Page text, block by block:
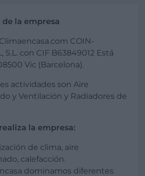
la empresa
COIN-
S.L. con CIF B63849012 Está
Vic (Barcelona).
actividades son Aire
y Ventilación y Radiadores de
la empresa:
de clima, aire
calefacción.
dominamos diferentes